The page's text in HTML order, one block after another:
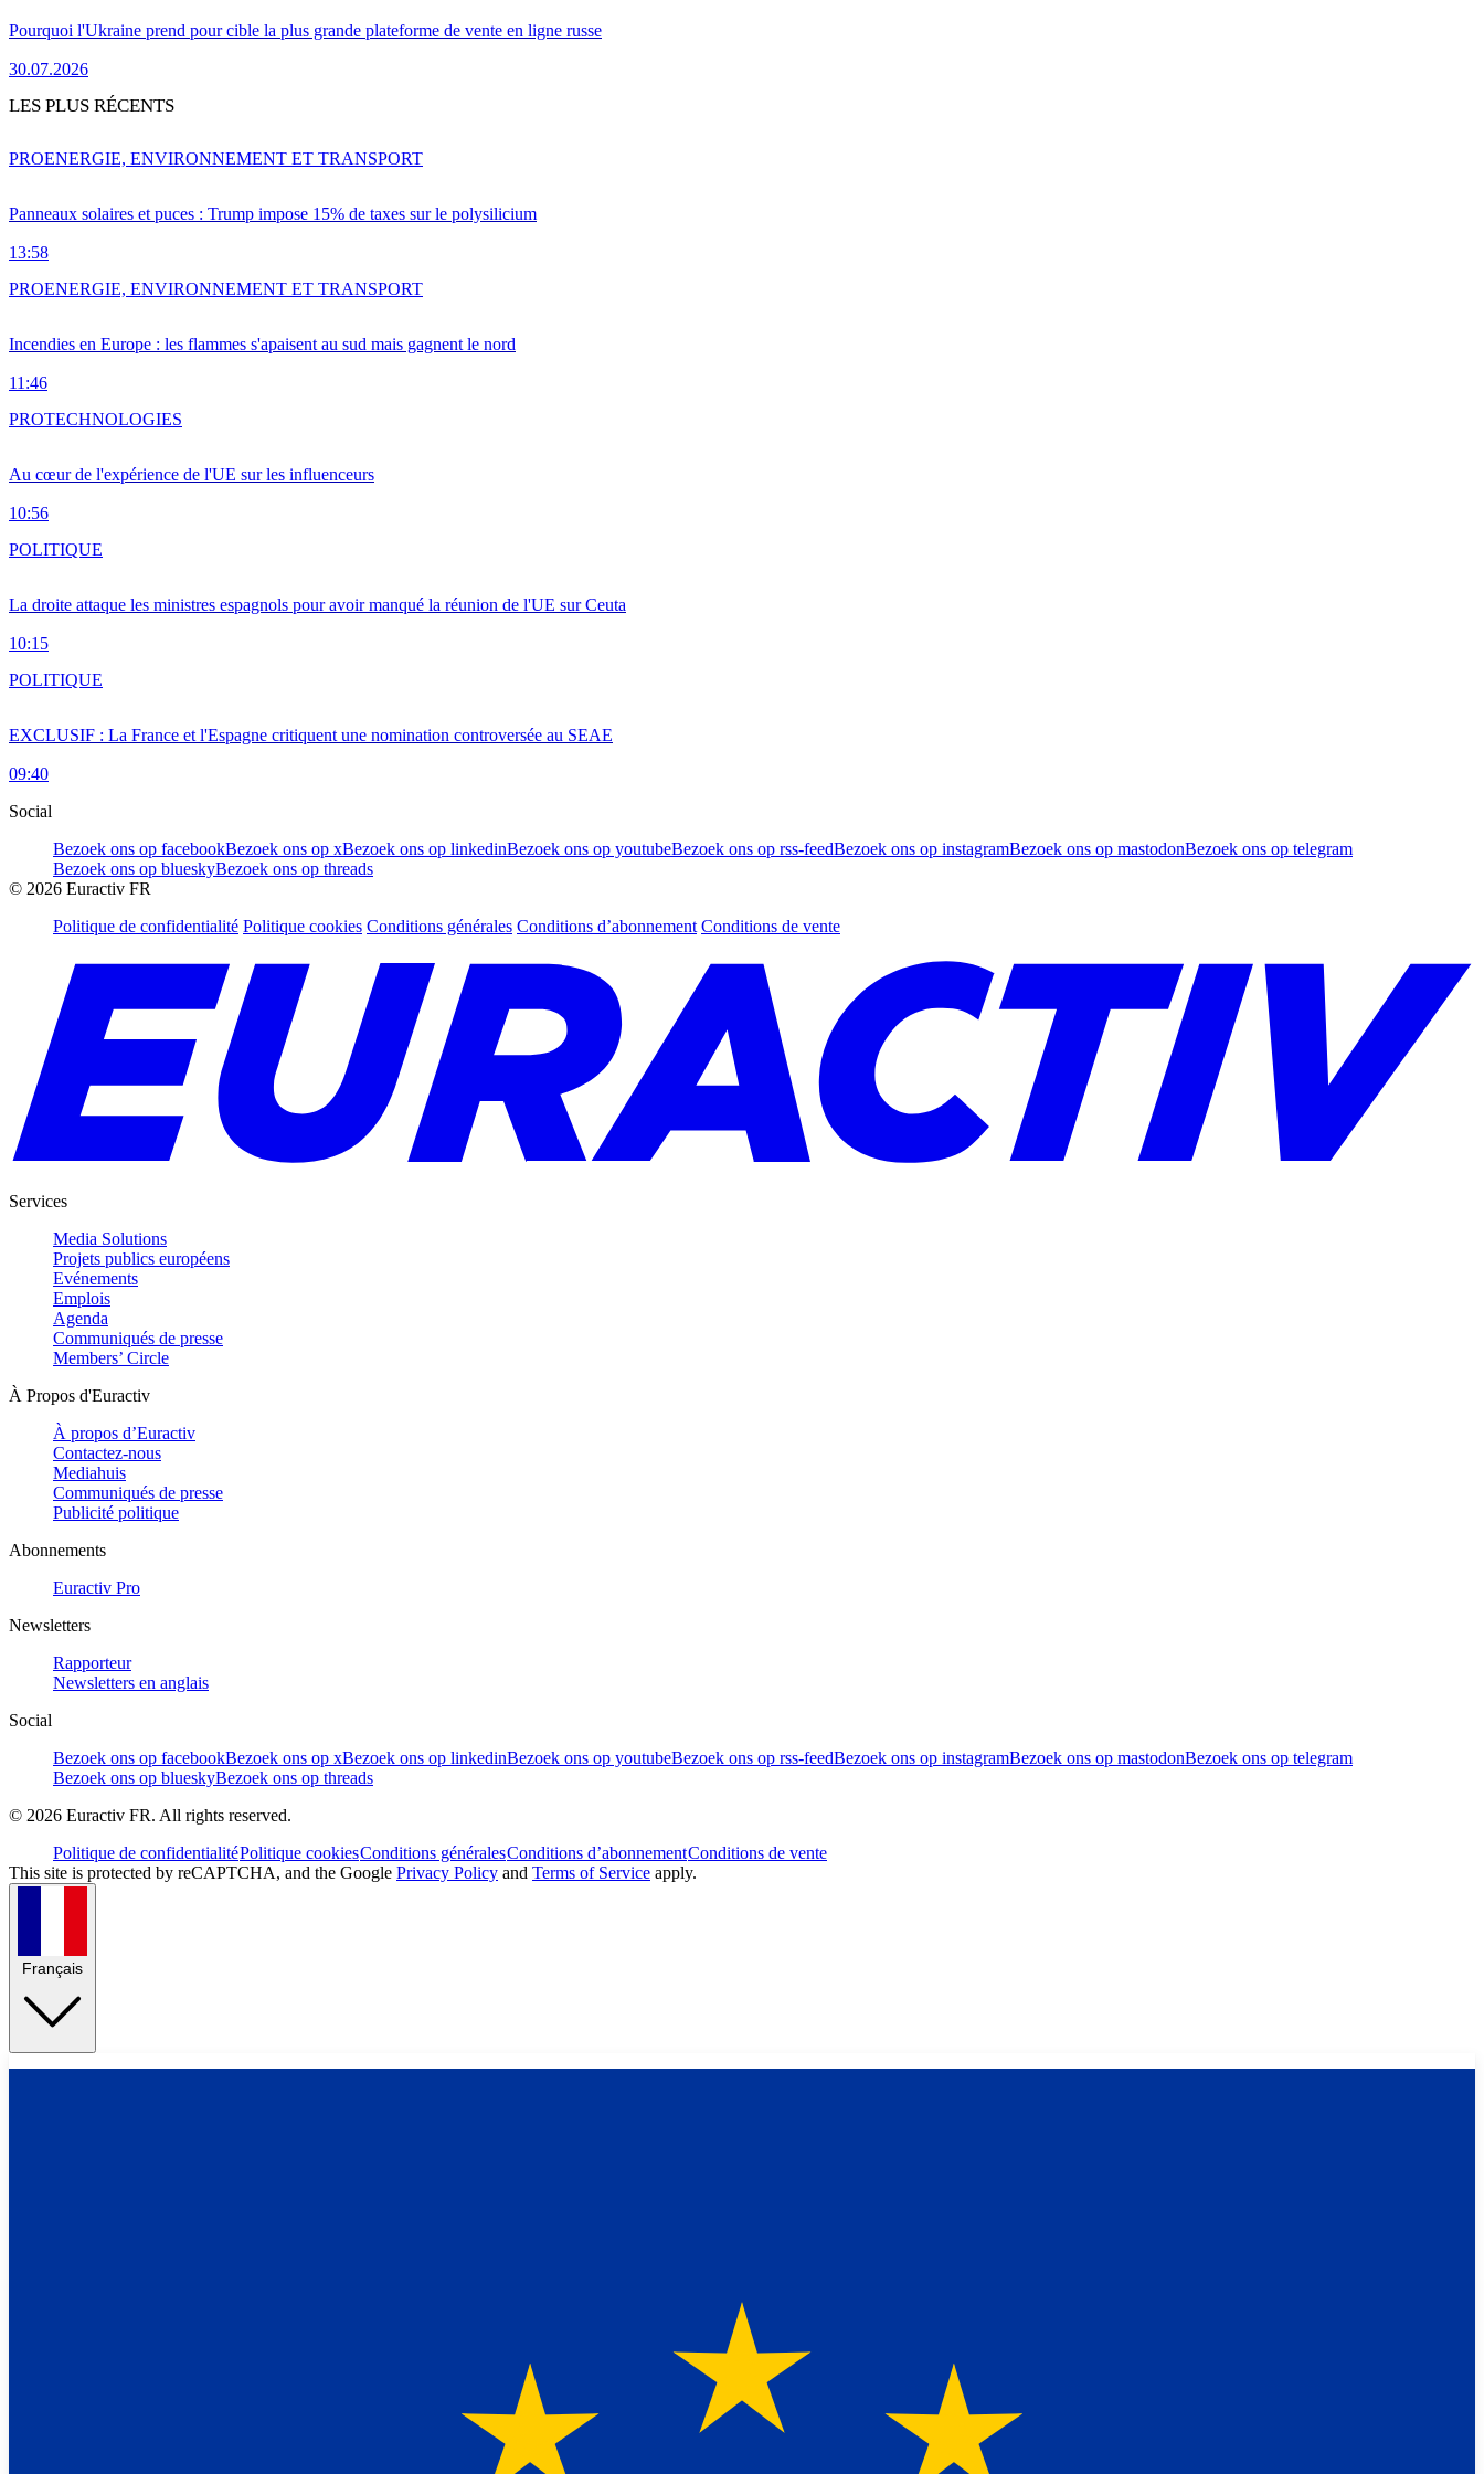
Pourquoi l'Ukraine prend pour cible la plus grande plateforme de vente en ligne russe
30.07.2026
LES PLUS RÉCENTS
Panneaux solaires et puces : Trump impose 15% de taxes sur le polysilicium
13:58
PROENERGIE, ENVIRONNEMENT ET TRANSPORT
Incendies en Europe : les flammes s'apaisent au sud mais gagnent le nord
11:46
PROENERGIE, ENVIRONNEMENT ET TRANSPORT
Au cœur de l'expérience de l'UE sur les influenceurs
10:56
PROTECHNOLOGIES
La droite attaque les ministres espagnols pour avoir manqué la réunion de l'UE sur Ceuta
10:15
POLITIQUE
EXCLUSIF : La France et l'Espagne critiquent une nomination controversée au SEAE
09:40
POLITIQUE
Social
Bezoek ons op facebookBezoek ons op xBezoek ons op linkedinBezoek ons op youtubeBezoek ons op rss-feedBezoek ons op instagramBezoek ons op mastodonBezoek ons op telegram
Bezoek ons op blueskyBezoek ons op threads
© 2026 Euractiv FR
Politique de confidentialité Politique cookies Conditions générales Conditions d’abonnement Conditions de vente
Services
Media Solutions
Projets publics européens
Evénements
Emplois
Agenda
Communiqués de presse
Members’ Circle
À Propos d'Euractiv
À propos d’Euractiv
Contactez-nous
Mediahuis
Communiqués de presse
Publicité politique
Abonnements
Euractiv Pro
Newsletters
Rapporteur
Newsletters en anglais
Social
Bezoek ons op facebookBezoek ons op xBezoek ons op linkedinBezoek ons op youtubeBezoek ons op rss-feedBezoek ons op instagramBezoek ons op mastodonBezoek ons op telegram
Bezoek ons op blueskyBezoek ons op threads
© 2026 Euractiv FR. All rights reserved.
Politique de confidentialitéPolitique cookiesConditions généralesConditions d’abonnementConditions de vente
This site is protected by reCAPTCHA, and the Google Privacy Policy and Terms of Service apply.
Français